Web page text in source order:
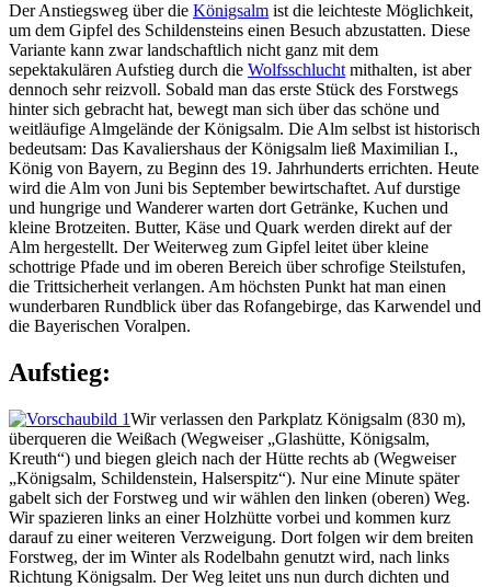
Der Anstiegsweg über die Königsalm ist die leichteste Möglichkeit,
um dem Gipfel des Schildensteins einen Besuch abzustatten. Diese
Variante kann zwar landschaftlich nicht ganz mit dem
sepektakulären Aufstieg durch die Wolfsschlucht mithalten, ist aber
dennoch sehr reizvoll. Sobald man das erste Stück des Forstwegs
hinter sich gebracht hat, bewegt man sich über das schöne und
weitläufige Almgelände der Königsalm. Die Alm selbst ist historisch
bedeutsam: Das Kavaliershaus der Königsalm ließ Maximilian I.,
König von Bayern, zu Beginn des 19. Jahrhunderts errichten. Heute
wird die Alm von Juni bis September bewirtschaftet. Auf durstige
und hungrige und Wanderer warten dort Getränke, Kuchen und
kleine Brotzeiten. Butter, Käse und Quark werden direkt auf der
Alm hergestellt. Der Weiterweg zum Gipfel leitet über kleine
schottrige Pfade und im oberen Bereich über schrofige Steilstufen,
die Trittsicherheit verlangen. Am höchsten Punkt hat man einen
wunderbaren Rundblick über das Rofangebirge, das Karwendel und
die Bayerischen Voralpen.
Aufstieg:
Wir verlassen den Parkplatz Königsalm (830 m),
überqueren die Weißach (Wegweiser „Glashütte, Königsalm,
Kreuth“) und biegen gleich nach der Hütte rechts ab (Wegweiser
„Königsalm, Schildenstein, Halserspitz“). Nur eine Minute später
gabelt sich der Forstweg und wir wählen den linken (oberen) Weg.
Wir spazieren links an einer Holzhütte vorbei und kommen kurz
darauf zu einer weiteren Verzweigung. Dort folgen wir dem breiten
Forstweg, der im Winter als Rodelbahn genutzt wird, nach links
Richtung Königsalm. Der Weg leitet uns nun durch dichten und